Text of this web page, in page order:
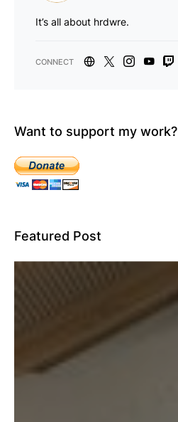
It’s all about hrdwre.
Want to support my work?
Featured Post